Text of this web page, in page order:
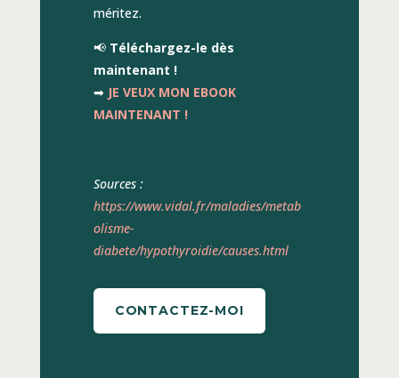
méritez.
📢 Téléchargez-le dès
maintenant !
➡ JE VEUX MON EBOOK
MAINTENANT !
Sources :
https://www.vidal.fr/maladies/metab
olisme-
diabete/hypothyroidie/causes.html
CONTACTEZ-MOI